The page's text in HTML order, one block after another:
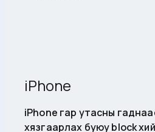
iPhone
iPhone гар утасны
хязгаарлах буюу block